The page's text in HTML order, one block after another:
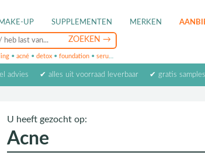
MAKE-UP SUPPLEMENTEN MERKEN
• acné • detox • foundation • serum
advies ✔ alles uit voorraad leverbaar ✔ gratis samples
U heeft gezocht op:
Acne